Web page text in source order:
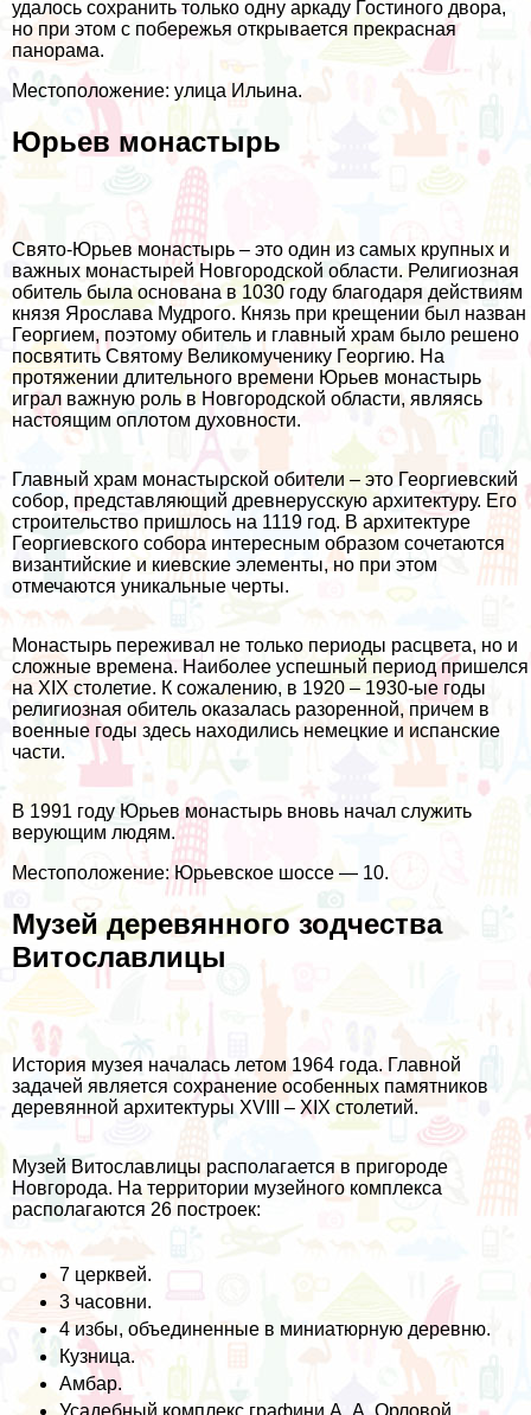
удалось сохранить только одну аркаду Гостиного двора,
но при этом с побережья открывается прекрасная
панорама.
Местоположение: улица Ильина.
Юрьев монастырь
Свято-Юрьев монастырь – это один из самых крупных и
важных монастырей Новгородской области. Религиозная
обитель была основана в 1030 году благодаря действиям
князя Ярослава Мудрого. Князь при крещении был назван
Георгием, поэтому обитель и главный храм было решено
посвятить Святому Великомученику Георгию. На
протяжении длительного времени Юрьев монастырь
играл важную роль в Новгородской области, являясь
настоящим оплотом духовности.
Главный храм монастырской обители – это Георгиевский
собор, представляющий древнерусскую архитектуру. Его
строительство пришлось на 1119 год. В архитектуре
Георгиевского собора интересным образом сочетаются
византийские и киевские элементы, но при этом
отмечаются уникальные черты.
Монастырь переживал не только периоды расцвета, но и
сложные времена. Наиболее успешный период пришелся
на XIX столетие. К сожалению, в 1920 – 1930-ые годы
религиозная обитель оказалась разоренной, причем в
военные годы здесь находились немецкие и испанские
части.
В 1991 году Юрьев монастырь вновь начал служить
верующим людям.
Местоположение: Юрьевское шоссе — 10.
Музей деревянного зодчества
Витославлицы
История музея началась летом 1964 года. Главной
задачей является сохранение особенных памятников
деревянной архитектуры XVIII – XIX столетий.
Музей Витославлицы располагается в пригороде
Новгорода. На территории музейного комплекса
располагаются 26 построек:
7 церквей.
3 часовни.
4 избы, объединенные в миниатюрную деревню.
Кузница.
Амбар.
Усадебный комплекс графини А. А. Орловой.